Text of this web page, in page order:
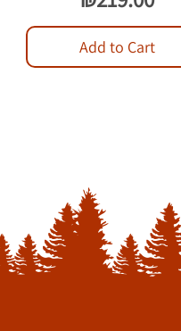
Add to Cart